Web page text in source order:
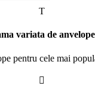
T
variata de anvelope
pentru cele mai
